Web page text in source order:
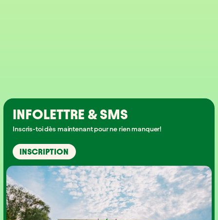
INFOLETTRE & SMS
Inscris-toi dès maintenant pour ne rien manquer!
INSCRIPTION